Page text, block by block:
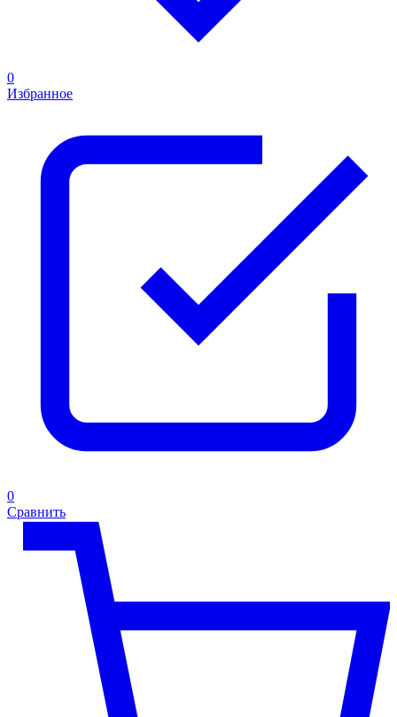
0
Избранное
0
Сравнить